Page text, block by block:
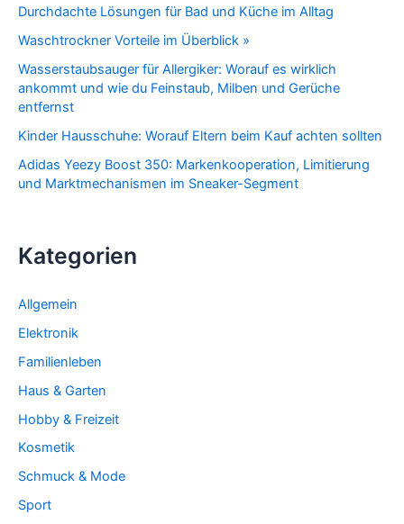
Durchdachte Lösungen für Bad und Küche im Alltag
Waschtrockner Vorteile im Überblick »
Wasserstaubsauger für Allergiker: Worauf es wirklich
ankommt und wie du Feinstaub, Milben und Gerüche
entfernst
Kinder Hausschuhe: Worauf Eltern beim Kauf achten sollten
Adidas Yeezy Boost 350: Markenkooperation, Limitierung
und Marktmechanismen im Sneaker-Segment
Kategorien
Allgemein
Elektronik
Familienleben
Haus & Garten
Hobby & Freizeit
Kosmetik
Schmuck & Mode
Sport